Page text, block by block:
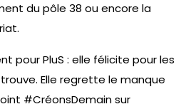
du pôle 38 ou encore la
pour PluS : elle félicite pour les
Elle regrette le manque
#CréonsDemain sur